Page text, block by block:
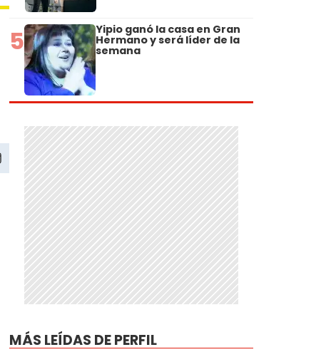
5 Yipio ganó la casa en Gran
Hermano y será líder de la
semana
MÁS LEÍDAS DE PERFIL